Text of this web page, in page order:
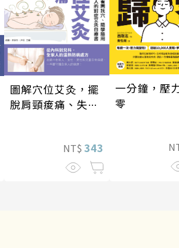
圖解穴位艾灸，擺
脫肩頸痠痛、失
NT$ 343
一分鐘，壓
零